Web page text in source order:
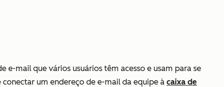
e-mail que vários usuários têm acesso e usam para se
um endereço de e-mail da equipe à caixa de